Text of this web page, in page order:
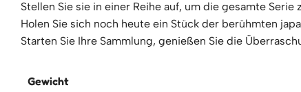
Stellen Sie sie in einer Reihe auf, um die gesamte
Holen Sie sich noch heute ein Stück der berühmten
Starten Sie Ihre Sammlung, genießen Sie die
Gewicht